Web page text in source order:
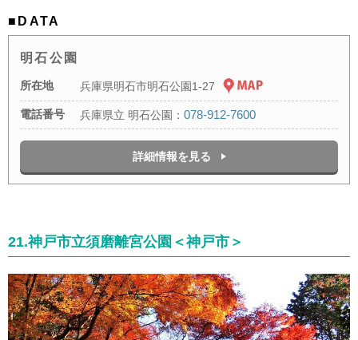
■DATA
明石公園
所在地 兵庫県明石市明石公園1-27
電話番号 兵庫県立 明石公園：078-912-7600
詳細情報を見る
21.神戸市立須磨離宮公園＜神戸市＞